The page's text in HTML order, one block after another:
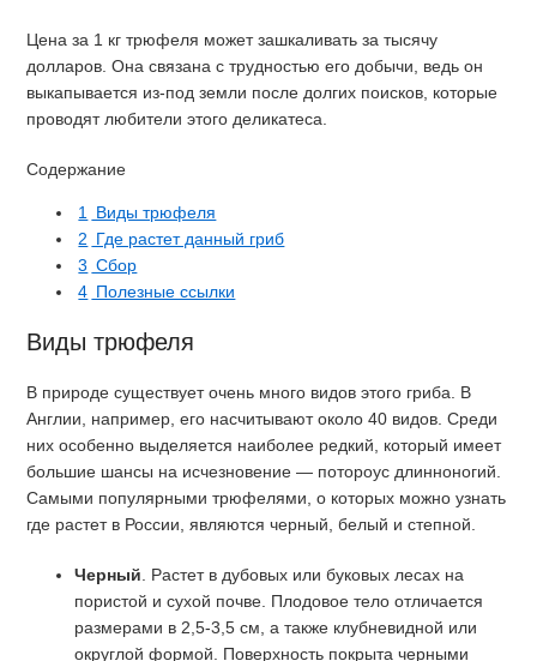
Цена за 1 кг трюфеля может зашкаливать за тысячу
долларов. Она связана с трудностью его добычи, ведь он
выкапывается из-под земли после долгих поисков, которые
проводят любители этого деликатеса.
Содержание
1
Виды трюфеля
2 Где растет данный гриб
3 Сбор
4 Полезные ссылки
Виды трюфеля
В природе существует очень много видов этого гриба. В
Англии, например, его насчитывают около 40 видов. Среди
них особенно выделяется наиболее редкий, который имеет
большие шансы на исчезновение — потороус длинноногий.
Самыми популярными трюфелями, о которых можно узнать
где растет в России, являются черный, белый и степной.
Черный . Растет в дубовых или буковых лесах на
пористой и сухой почве. Плодовое тело отличается
размерами в 2,5-3,5 см, а также клубневидной или
округлой формой. Поверхность покрыта черными